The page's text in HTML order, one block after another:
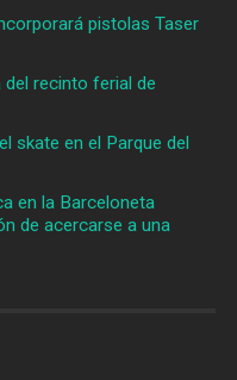
pistolas Taser
recinto ferial de
skate en el Parque del
en la Barceloneta
de acercarse a una